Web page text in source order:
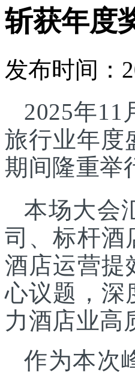
斩获年度
发布时间：
2025年
旅行业年度
期间隆重举
本场大会
司、标杆酒
酒店运营提
心议题，深
力酒店业高
作为本次